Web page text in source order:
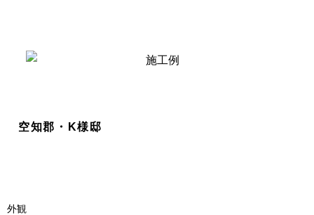
物件検索
空知郡・K様邸
外観